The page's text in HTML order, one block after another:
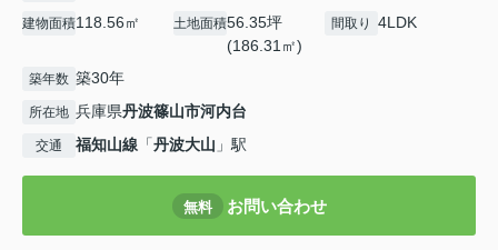
建物面積118.56㎡ 土地面積56.35坪
(186.31㎡)
間取り 4LDK
築年数 築30年
所在地 兵庫県丹波篠山市河内台
交通 福知山線 「丹波大山 」駅
無料 お問い合わせ